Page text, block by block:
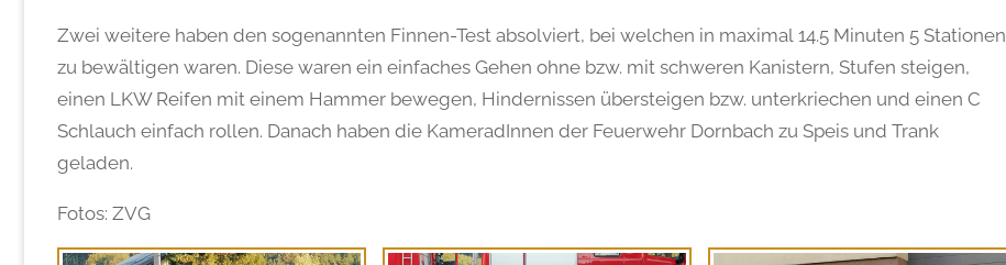
Zwei weitere haben den sogenannten Finnen-Test absolviert, bei welchen in maximal 14.5 Minuten 5 Stationen
zu bewältigen waren. Diese waren ein einfaches Gehen ohne bzw. mit schweren Kanistern, Stufen steigen,
einen LKW Reifen mit einem Hammer bewegen, Hindernissen übersteigen bzw. unterkriechen und einen C
Schlauch einfach rollen. Danach haben die KameradInnen der Feuerwehr Dornbach zu Speis und Trank
geladen.
Fotos: ZVG